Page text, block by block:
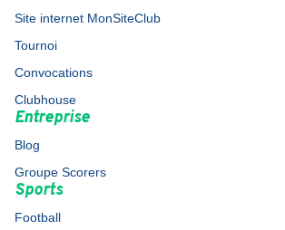
Site internet MonSiteClub
Tournoi
Convocations
Clubhouse
Entreprise
Blog
Groupe Scorers
Sports
Football